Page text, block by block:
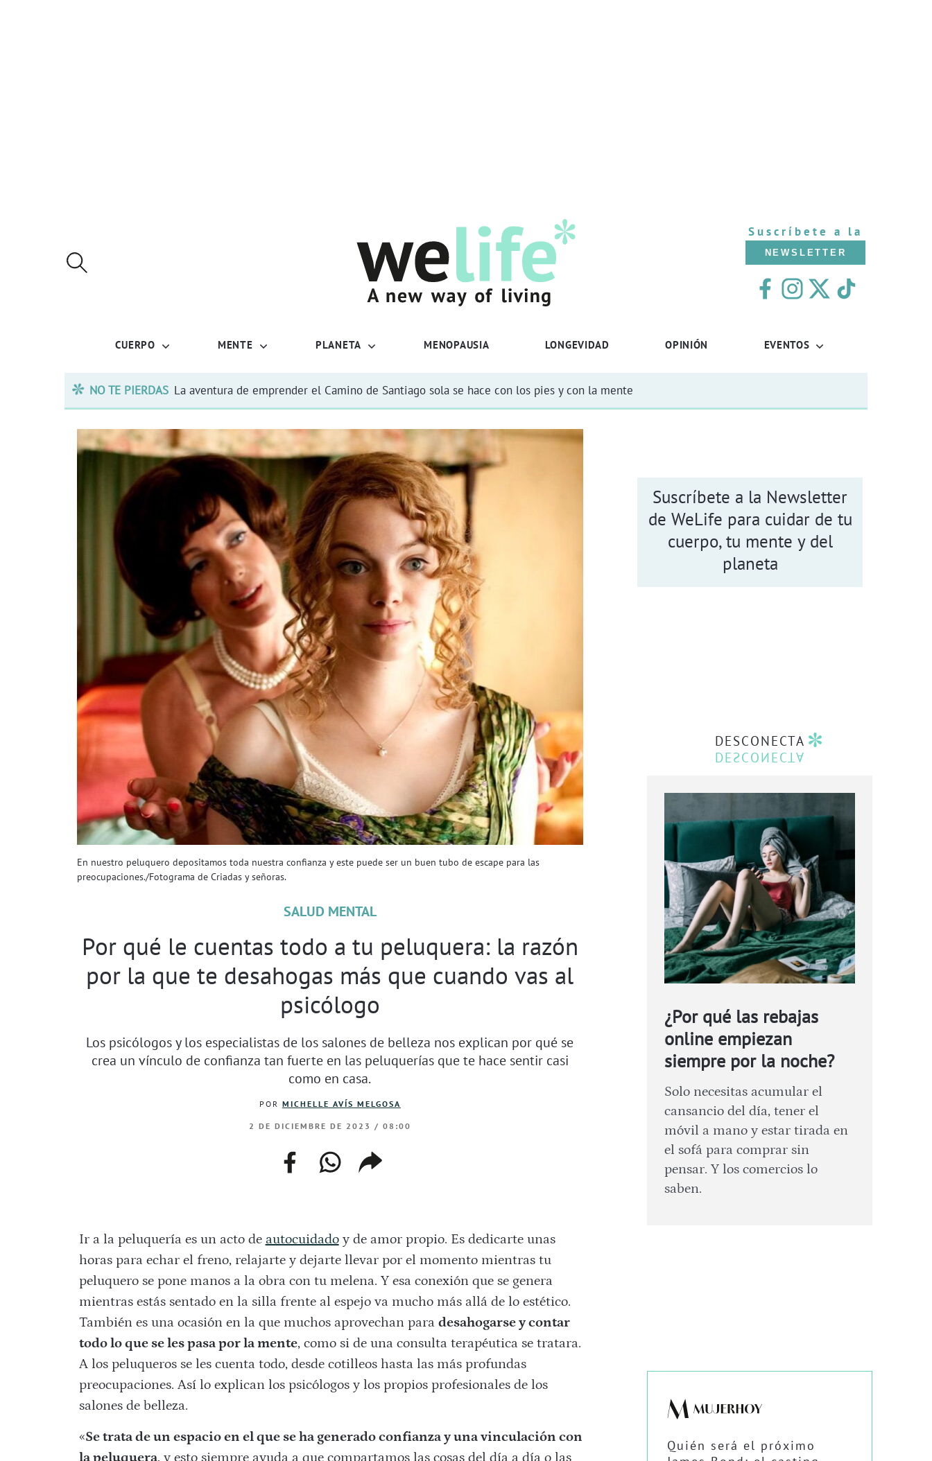
Suscríbete a la
NEWSLETTER
CUERPO MENTE PLANETA MENOPAUSIA LONGEVIDAD OPINIÓN EVENTOS
NO TE PIERDAS La aventura de emprender el Camino de Santiago sola se hace con los pies y con la mente
En nuestro peluquero depositamos toda nuestra confianza y este puede ser un buen tubo de escape para las
preocupaciones./Fotograma de Criadas y señoras.
SALUD MENTAL
Por qué le cuentas todo a tu peluquera: la razón
por la que te desahogas más que cuando vas al
psicólogo
Los psicólogos y los especialistas de los salones de belleza nos explican por qué se
crea un vínculo de confianza tan fuerte en las peluquerías que te hace sentir casi
como en casa.
POR MICHELLE AVÍS MELGOSA
2 DE DICIEMBRE DE 2023 / 08:00
facebookwhatsapp
web
copiar
enlace
Ir a la peluquería es un acto de autocuidadoy de amor propio. Es dedicarte unas
horas para echar el freno, relajarte y dejarte llevar por el momento mientras tu
peluquero se pone manos a la obra con tu melena. Y esa conexión que se genera
mientras estás sentado en la silla frente al espejo va mucho más allá de lo estético.
También es una ocasión en la que muchos aprovechan para desahogarse y contar
todo lo que se les pasa por la mente, como si de una consulta terapéutica se tratara.
A los peluqueros se les cuenta todo, desde cotilleos hasta las más profundas
preocupaciones. Así lo explican los psicólogos y los propios profesionales de los
salones de belleza.
«Se trata de un espacio en el que se ha generado confianza y una vinculación con
la peluquera, y esto siempre ayuda a que compartamos las cosas del día a día o las
Suscríbete a la Newsletter
de WeLife para cuidar de tu
cuerpo, tu mente y del
planeta
DESCONECTA
¿Por qué las rebajas
online empiezan
siempre por la noche?
Solo necesitas acumular el
cansancio del día, tener el
móvil a mano y estar tirada en
el sofá para comprar sin
pensar. Y los comercios lo
saben.
Quién será el próximo